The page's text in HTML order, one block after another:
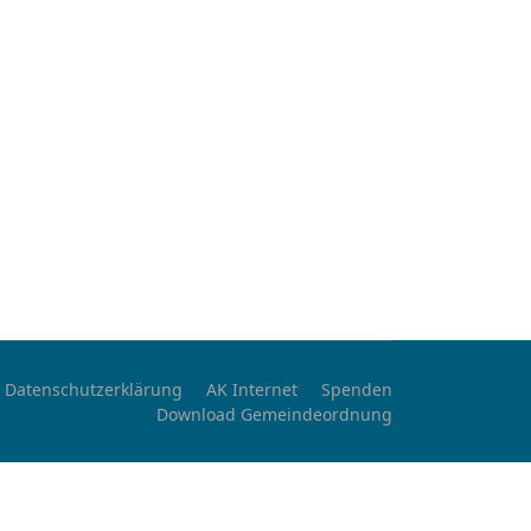
Datenschutzerklärung AK Internet
Spenden
Download Gemeindeordnung